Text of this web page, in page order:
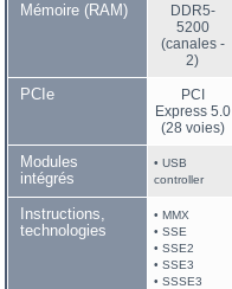
Mémoire (RAM)
DDR5-
5200
(canales -
2)
PCIe
PCI
Express 5.0
(28 voies)
Modules
intégrés
• USB
controller
Instructions,
technologies
• MMX
• SSE
• SSE2
• SSE3
• SSSE3